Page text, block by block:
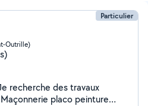
Particulier
Outrille)